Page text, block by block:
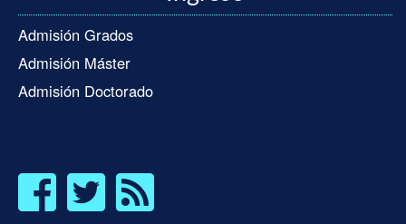
Admisión Grados
Admisión Máster
Admisión Doctorado